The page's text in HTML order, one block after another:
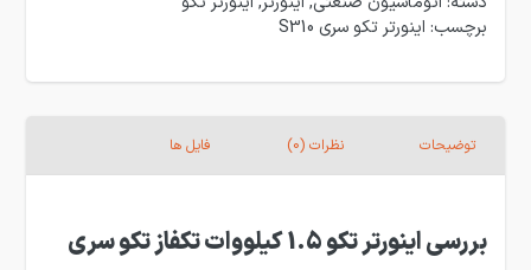
برچسب: اینورتر تکو سری S310
توضیحات نظرات (0) فایل ها
بررسی اینورتر تکو 1.5 کیلووات تکفاز تکو سری